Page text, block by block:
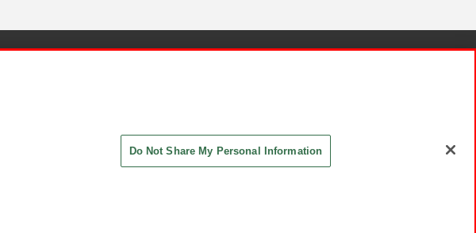
Do Not Share My Personal Information